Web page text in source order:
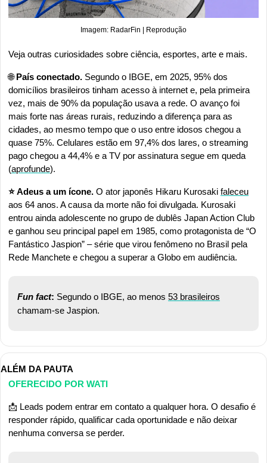
Imagem: RadarFin | Reprodução
Veja outras curiosidades sobre ciência, esportes, arte e mais.
🌐 País conectado. Segundo o IBGE, em 2025, 95% dos
domicílios brasileiros tinham acesso à internet e, pela primeira
vez, mais de 90% da população usava a rede. O avanço foi
mais forte nas áreas rurais, reduzindo a diferença para as
cidades, ao mesmo tempo que o uso entre idosos chegou a
quase 75%. Celulares estão em 97,4% dos lares, o streaming
pago chegou a 44,4% e a TV por assinatura segue em queda
(aprofunde).
⭐ Adeus a um ícone. O ator japonês Hikaru Kurosaki faleceu
aos 64 anos. A causa da morte não foi divulgada. Kurosaki
entrou ainda adolescente no grupo de dublês Japan Action Club
e ganhou seu principal papel em 1985, como protagonista de “O
Fantástico Jaspion” – série que virou fenômeno no Brasil pela
Rede Manchete e chegou a superar a Globo em audiência.
Fun fact: Segundo o IBGE, ao menos 53 brasileiros
chamam-se Jaspion.
ALÉM DA PAUTA
OFERECIDO POR WATI
📩 Leads podem entrar em contato a qualquer hora. O desafio é
responder rápido, qualificar cada oportunidade e não deixar
nenhuma conversa se perder.